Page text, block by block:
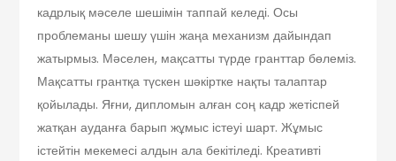
кадрлық мәселе шешімін таппай келеді. Осы
проблеманы шешу үшін жаңа механизм дайындап
жатырмыз. Мәселен, мақсатты түрде гранттар бөлеміз.
Мақсатты грантқа түскен шәкіртке нақты талаптар
қойылады. Яғни, дипломын алған соң кадр жетіспей
жатқан ауданға барып жұмыс істеуі шарт. Жұмыс
істейтін мекемесі алдын ала бекітіледі. Креативті